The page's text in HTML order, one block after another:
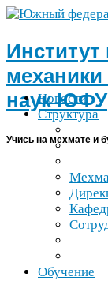
Институт
наукЮФУ
Учись на мехмате и
Новости
Структура
Обучение